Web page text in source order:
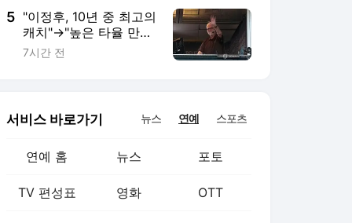
월 입대→28년 6월 전
역
5 "이정후, 10년 중 최고의
캐치"→"높은 타율 만드
는 특별한 타자"…한국
7시간 전
서비스 바로가기 뉴스 연예 스포츠
연예 홈 뉴스 포토
TV 편성표 영화 OTT